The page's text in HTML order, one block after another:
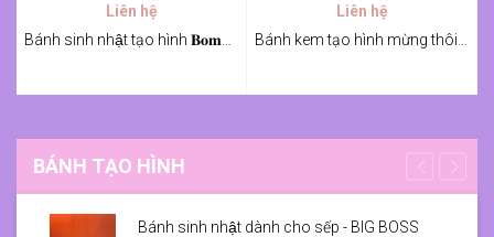
Liên hệ
Liên hệ
BÁNH TẠO HÌNH
Bánh sinh nhật dành cho sếp - BIG BOSS